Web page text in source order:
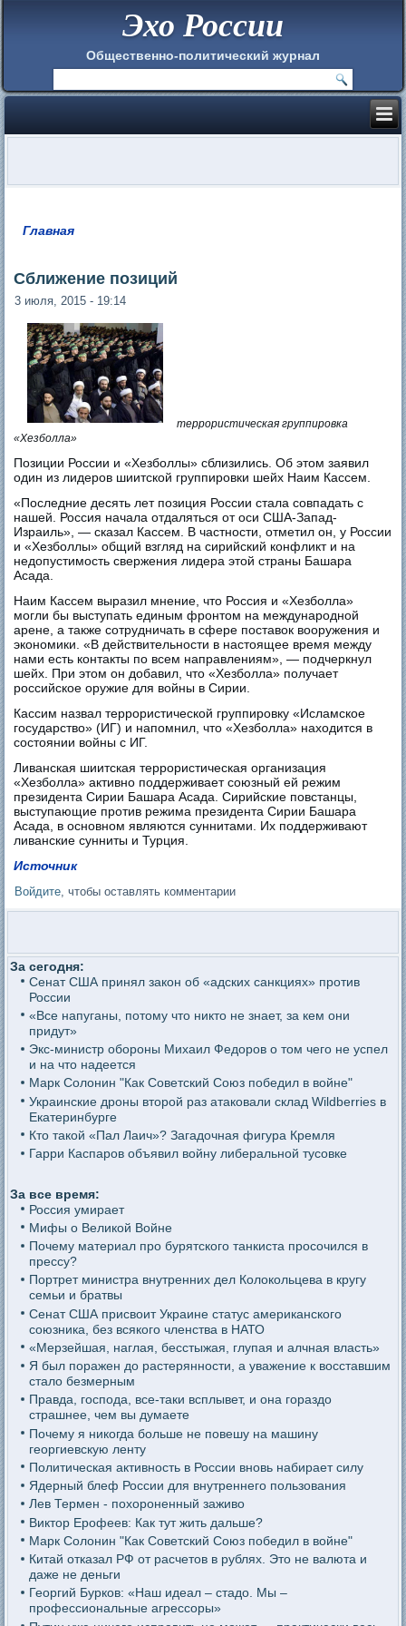
Эхо России
Общественно-политический журнал
Главная
Сближение позиций
3 июля, 2015 - 19:14
террористическая группировка
«Хезболла»
Позиции России и «Хезболлы» сблизились. Об этом заявил
один из лидеров шиитской группировки шейх Наим Кассем.
«Последние десять лет позиция России стала совпадать с
нашей. Россия начала отдаляться от оси США-Запад-
Израиль», — сказал Кассем. В частности, отметил он, у России
и «Хезболлы» общий взгляд на сирийский конфликт и на
недопустимость свержения лидера этой страны Башара
Асада.
Наим Кассем выразил мнение, что Россия и «Хезболла»
могли бы выступать единым фронтом на международной
арене, а также сотрудничать в сфере поставок вооружения и
экономики. «В действительности в настоящее время между
нами есть контакты по всем направлениям», — подчеркнул
шейх. При этом он добавил, что «Хезболла» получает
российское оружие для войны в Сирии.
Кассим назвал террористической группировку «Исламское
государство» (ИГ) и напомнил, что «Хезболла» находится в
состоянии войны с ИГ.
Ливанская шиитская террористическая организация
«Хезболла» активно поддерживает союзный ей режим
президента Сирии Башара Асада. Сирийские повстанцы,
выступающие против режима президента Сирии Башара
Асада, в основном являются суннитами. Их поддерживают
ливанские сунниты и Турция.
Источник
Войдите , чтобы оставлять комментарии
За сегодня:
Сенат США принял закон об «адских санкциях» против
России
«Все напуганы, потому что никто не знает, за кем они
придут»
Экс-министр обороны Михаил Федоров о том чего не успел
и на что надеется
Марк Солонин "Как Советский Союз победил в войне"
Украинские дроны второй раз атаковали склад Wildberries в
Екатеринбурге
Кто такой «Пал Лаич»? Загадочная фигура Кремля
Гарри Каспаров объявил войну либеральной тусовке
За все время:
Россия умирает
Мифы о Великой Войне
Почему материал про бурятского танкиста просочился в
прессу?
Портрет министра внутренних дел Колокольцева в кругу
семьи и братвы
Сенат США присвоит Украине статус американского
союзника, без всякого членства в НАТО
«Мерзейшая, наглая, бесстыжая, глупая и алчная власть»
Я был поражен до растерянности, а уважение к восставшим
стало безмерным
Правда, господа, все-таки всплывет, и она гораздо
страшнее, чем вы думаете
Почему я никогда больше не повешу на машину
георгиевскую ленту
Политическая активность в России вновь набирает силу
Ядерный блеф России для внутреннего пользования
Лев Термен - похороненный заживо
Виктор Ерофеев: Как тут жить дальше?
Марк Солонин "Как Советский Союз победил в войне"
Китай отказал РФ от расчетов в рублях. Это не валюта и
даже не деньги
Георгий Бурков: «Наш идеал – стадо. Мы –
профессиональные агрессоры»